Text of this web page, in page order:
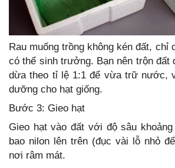
Rau muống trồng không kén đất, chỉ
có thể sinh trưởng. Bạn nên trộn
dừa theo tỉ lệ 1:1 để vừa trữ nước,
dưỡng cho hạt giống.
Bước 3: Gieo hạt
Gieo hạt vào đất với độ sâu
bao nilon lên trên (đục vài lỗ nhỏ
nơi râm mát.